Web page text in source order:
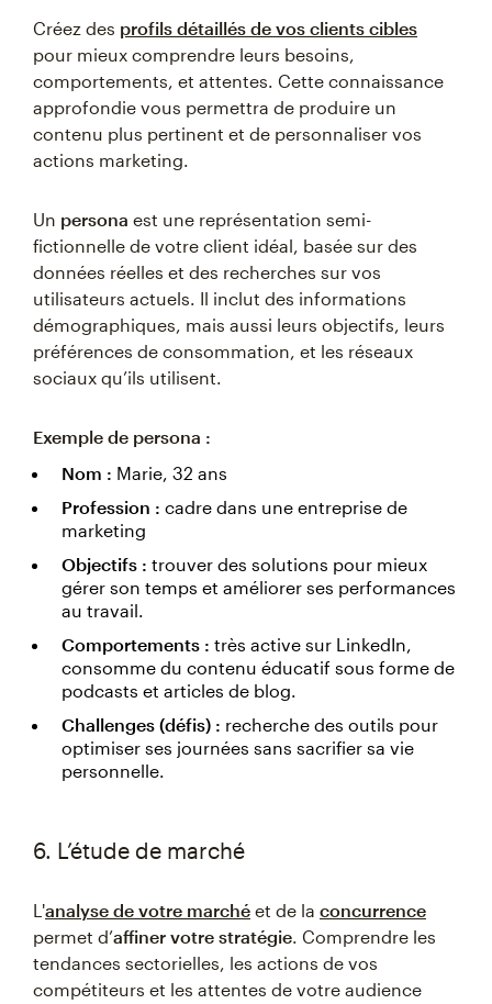
Créez des profils détaillés de vos clients cibles
pour mieux comprendre leurs besoins,
comportements, et attentes. Cette connaissance
approfondie vous permettra de produire un
contenu plus pertinent et de personnaliser vos
actions marketing.
Un persona est une représentation semi-
fictionnelle de votre client idéal, basée sur des
données réelles et des recherches sur vos
utilisateurs actuels. Il inclut des informations
démographiques, mais aussi leurs objectifs, leurs
préférences de consommation, et les réseaux
sociaux qu’ils utilisent.
Exemple de persona :
Nom : Marie, 32 ans
Profession : cadre dans une entreprise de
marketing
Objectifs : trouver des solutions pour mieux
gérer son temps et améliorer ses performances
au travail.
Comportements : très active sur LinkedIn,
consomme du contenu éducatif sous forme de
podcasts et articles de blog.
Challenges (défis) : recherche des outils pour
optimiser ses journées sans sacrifier sa vie
personnelle.
6. L’étude de marché
L'analyse de votre marché et de la concurrence
permet d’affiner votre stratégie. Comprendre les
tendances sectorielles, les actions de vos
compétiteurs et les attentes de votre audience